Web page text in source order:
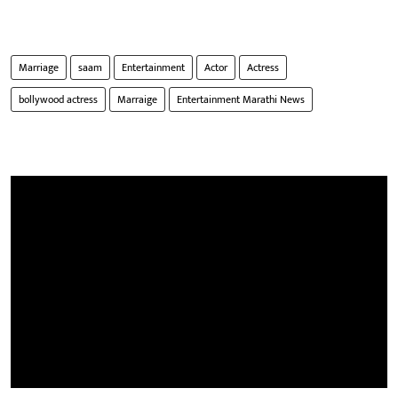
Marriage saam Entertainment Actor
Actress
bollywood actress
Marraige Entertainment Marathi News